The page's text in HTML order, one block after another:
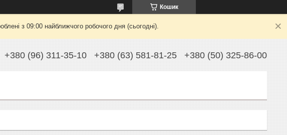
Кошик
з 09:00 найближчого робочого дня (сьогодні).
+380 (96) 311-35-10 +380 (63) 581-81-25 +380 (50) 325-86-00